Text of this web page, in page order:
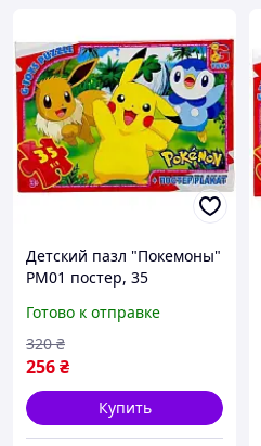
Детский пазл "Покемоны"
PM01 постер, 35
Готово к отправке
256₴
320 ₴
Купить